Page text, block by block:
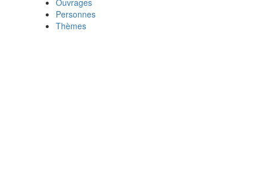
Ouvrages
Personnes
Thèmes